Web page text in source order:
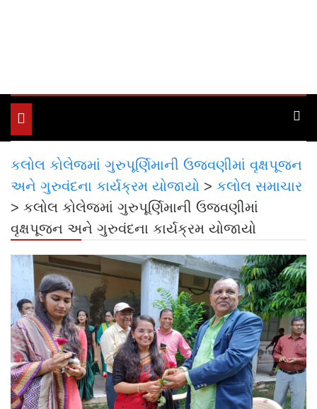
Toggle
navigation
કલોલ કોલેજમાં ગુરુપૂર્ણિમાની ઉજવણીમાં વૃક્ષપૂજન
અને ગુરુવંદના કાર્યક્રમ યોજાયો > કલોલ સમાચાર
> કલોલ કોલેજમાં ગુરુપૂર્ણિમાની ઉજવણીમાં
વૃક્ષપૂજન અને ગુરુવંદના કાર્યક્રમ યોજાયો